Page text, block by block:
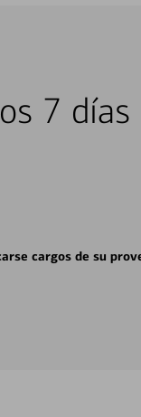
7
cargos de su